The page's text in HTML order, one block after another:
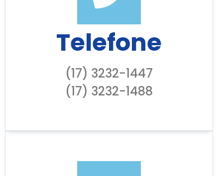
Telefone
(17) 3232-1447
(17) 3232-1488